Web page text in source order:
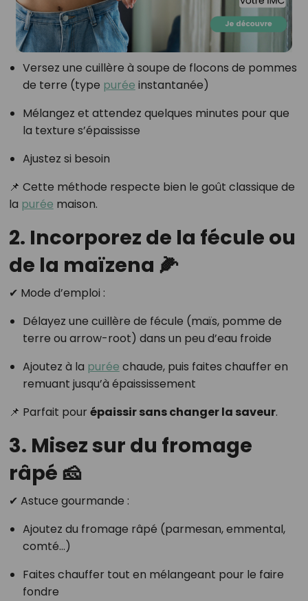
Versez une cuillère à soupe de flocons de pommes
de terre (type purée instantanée)
Mélangez et attendez quelques minutes pour que
la texture s’épaississe
Ajustez si besoin
📌 Cette méthode respecte bien le goût classique de
la purée maison.
2. Incorporez de la fécule ou
de la maïzena 🌽
✔ Mode d’emploi :
Délayez une cuillère de fécule (maïs, pomme de
terre ou arrow-root) dans un peu d’eau froide
Ajoutez à la purée chaude, puis faites chauffer en
remuant jusqu’à épaississement
📌 Parfait pour épaissir sans changer la saveur.
3. Misez sur du fromage
râpé 🧀
✔ Astuce gourmande :
Ajoutez du fromage râpé (parmesan, emmental,
comté…)
Faites chauffer tout en mélangeant pour le faire
fondre